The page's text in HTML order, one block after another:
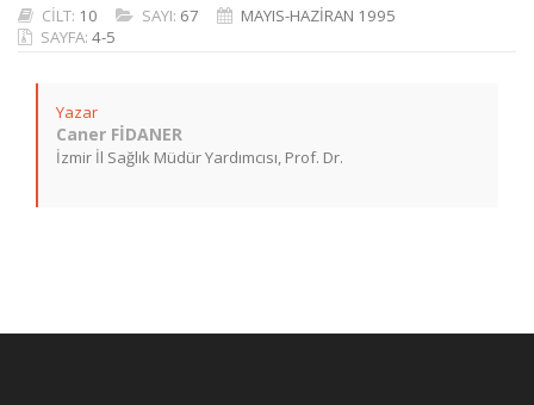
CİLT: 10 SAYI: 67
MAYIS-HAZİRAN 1995
SAYFA: 4-5
Yazar
Caner FİDANER
İzmir İl Sağlık Müdür Yardımcısı, Prof. Dr.